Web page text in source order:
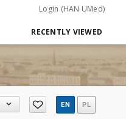
Login (HAN UMed)
RECENTLY VIEWED
EN PL